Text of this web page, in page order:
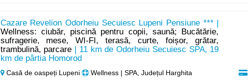
Cazare Revelion Odorheiu Secuiesc Lupeni Pensiune *** |
Wellness: ciubăr, piscină pentru copii, saună; Bucătărie,
sufragerie, mese, WI-FI, terasă, curte, foișor, grătar,
trambulină, parcare | 11 km de Odorheiu Secuiesc SPA, 19
km de pârtia Homorod
Casă de oaspeți Lupeni Wellness | SPA, Județul Harghita